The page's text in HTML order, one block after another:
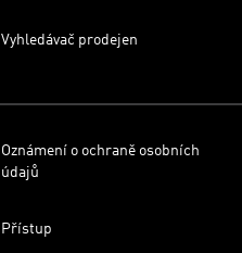
Vyhledávač prodejen
Oznámení o ochraně osobních
údajů
Přístup